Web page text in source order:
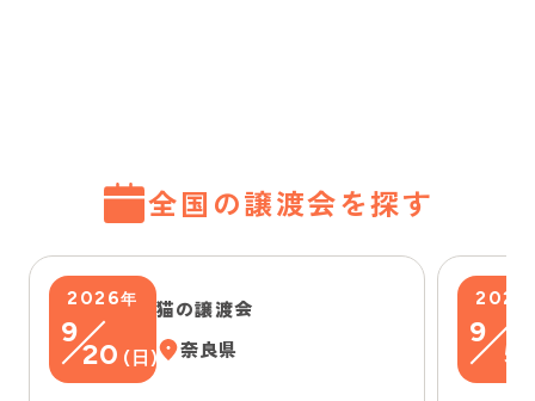
全国の譲渡会を探す
2026年
9
20 ( 日)
猫の譲渡会
奈良県
2026
9
5